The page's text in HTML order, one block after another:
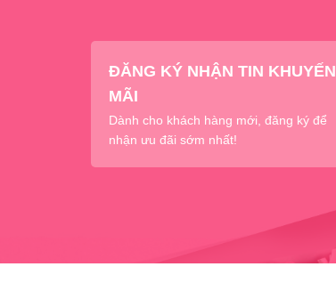
ĐĂNG KÝ NHẬN TIN KHUYẾN
MÃI
Dành cho khách hàng mới, đăng ký để
nhận ưu đãi sớm nhất!